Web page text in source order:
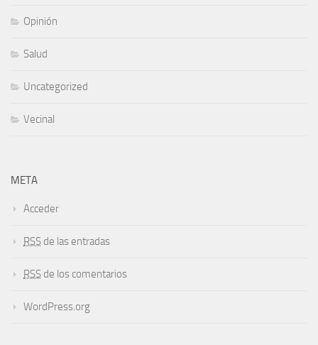
Opinión
Salud
Uncategorized
Vecinal
META
Acceder
RSS de las entradas
RSS de los comentarios
WordPress.org